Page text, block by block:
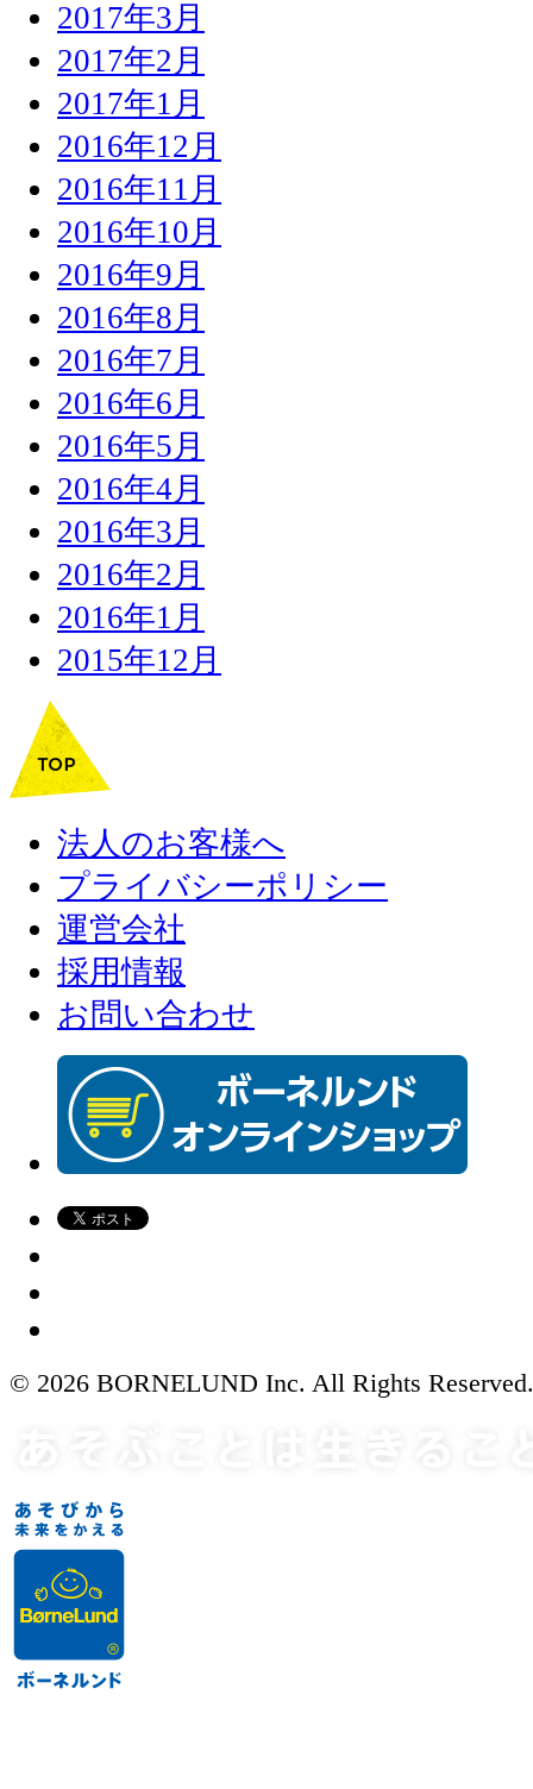
2017年3月
2017年2月
2017年1月
2016年12月
2016年11月
2016年10月
2016年9月
2016年8月
2016年7月
2016年6月
2016年5月
2016年4月
2016年3月
2016年2月
2016年1月
2015年12月
法人のお客様へ
プライバシーポリシー
運営会社
採用情報
お問い合わせ
© 2026 BORNELUND Inc. All Rights Reserved.